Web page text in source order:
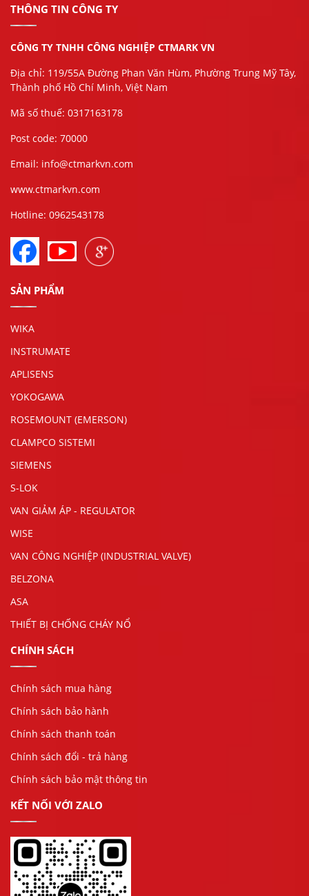
THÔNG TIN CÔNG TY
CÔNG TY TNHH CÔNG NGHIỆP CTMARK VN
Địa chỉ: 119/55A Đường Phan Văn Hùm, Phường Trung Mỹ Tây,
Thành phố Hồ Chí Minh, Việt Nam
Mã số thuế: 0317163178
Post code: 70000
Email: info@ctmarkvn.com
www.ctmarkvn.com
Hotline: 0962543178
SẢN PHẨM
WIKA
INSTRUMATE
APLISENS
YOKOGAWA
ROSEMOUNT (EMERSON)
CLAMPCO SISTEMI
SIEMENS
S-LOK
VAN GIẢM ÁP - REGULATOR
WISE
VAN CÔNG NGHIỆP (INDUSTRIAL VALVE)
BELZONA
ASA
THIẾT BỊ CHỐNG CHÁY NỔ
CHÍNH SÁCH
Chính sách mua hàng
Chính sách bảo hành
Chính sách thanh toán
Chính sách đổi - trả hàng
Chính sách bảo mật thông tin
KẾT NỐI VỚI ZALO